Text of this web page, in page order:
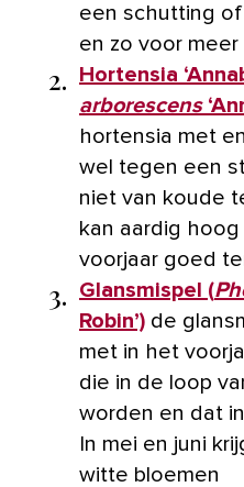
een schutting
en zo voor
2. Hortensia
arborescens
hortensia met
wel tegen een
niet van koude
kan aardig
voorjaar goed
3. Glansmispel (
Robin’) de
met in het
die in de loop
worden en dat
In mei en juni
witte bloemen